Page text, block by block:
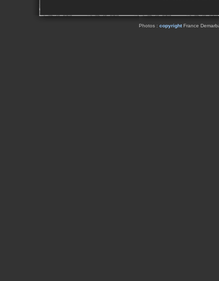
Photos : copyrightFrance